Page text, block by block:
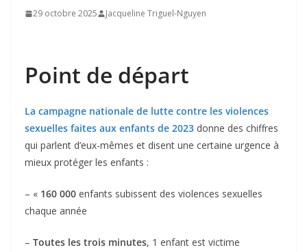
29 octobre 2025 Jacqueline Triguel-Nguyen
Point de départ
La campagne nationale de lutte contre les violences
sexuelles faites aux enfants de 2023 donne des chiffres
qui parlent d’eux-mêmes et disent une certaine urgence à
mieux protéger les enfants :
– « 160 000 enfants subissent des violences sexuelles
chaque année
– Toutes les trois minutes, 1 enfant est victime